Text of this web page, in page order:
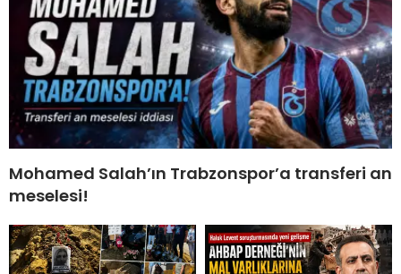
Mohamed Salah’ın Trabzonspor’a transferi an
meselesi!